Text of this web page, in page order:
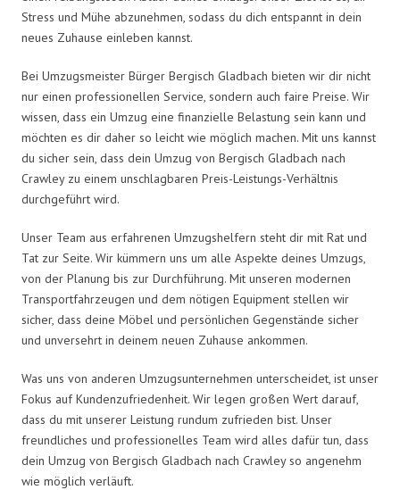
Stress und Mühe abzunehmen, sodass du dich entspannt in dein
neues Zuhause einleben kannst.
Bei Umzugsmeister Bürger Bergisch Gladbach bieten wir dir nicht
nur einen professionellen Service, sondern auch faire Preise. Wir
wissen, dass ein Umzug eine finanzielle Belastung sein kann und
möchten es dir daher so leicht wie möglich machen. Mit uns kannst
du sicher sein, dass dein Umzug von Bergisch Gladbach nach
Crawley zu einem unschlagbaren Preis-Leistungs-Verhältnis
durchgeführt wird.
Unser Team aus erfahrenen Umzugshelfern steht dir mit Rat und
Tat zur Seite. Wir kümmern uns um alle Aspekte deines Umzugs,
von der Planung bis zur Durchführung. Mit unseren modernen
Transportfahrzeugen und dem nötigen Equipment stellen wir
sicher, dass deine Möbel und persönlichen Gegenstände sicher
und unversehrt in deinem neuen Zuhause ankommen.
Was uns von anderen Umzugsunternehmen unterscheidet, ist unser
Fokus auf Kundenzufriedenheit. Wir legen großen Wert darauf,
dass du mit unserer Leistung rundum zufrieden bist. Unser
freundliches und professionelles Team wird alles dafür tun, dass
dein Umzug von Bergisch Gladbach nach Crawley so angenehm
wie möglich verläuft.